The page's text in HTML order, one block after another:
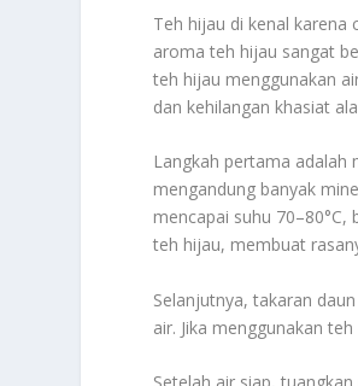
Teh hijau di kenal karena
aroma teh hijau sangat
teh hijau menggunakan
dan kehilangan khasiat
Langkah pertama adalah
mengandung banyak
mencapai suhu
teh hijau, membuat
Selanjutnya, takaran
air. Jika menggunakan